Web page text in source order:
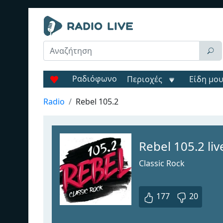
Ραδιόφωνο Περιοχές Είδη
Radio Rebel 105.2
Rebel 105.2
Classic Rock
177 20